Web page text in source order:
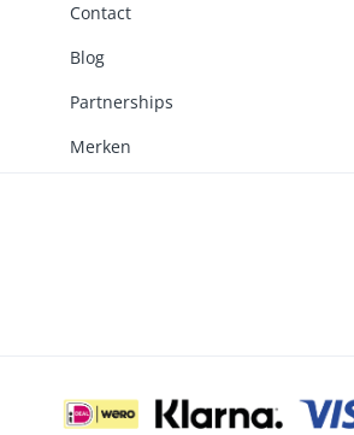
Contact
Blog
Partnerships
Merken